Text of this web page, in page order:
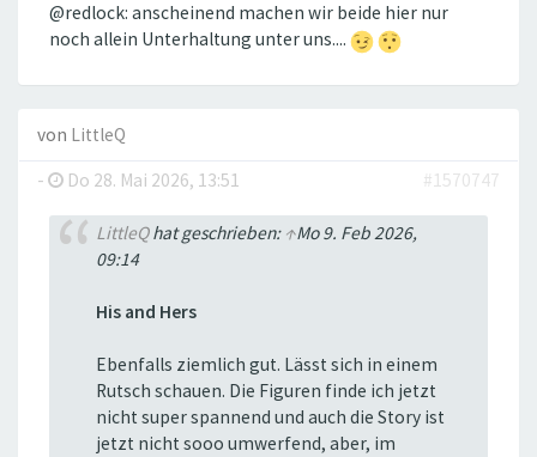
@redlock: anscheinend machen wir beide hier nur
noch allein Unterhaltung unter uns....
von LittleQ
-
Do 28. Mai 2026, 13:51 #1570747
LittleQhat geschrieben: ↑Mo 9. Feb 2026,
09:14
His and Hers
Ebenfalls ziemlich gut. Lässt sich in einem
Rutsch schauen. Die Figuren finde ich jetzt
nicht super spannend und auch die Story ist
jetzt nicht sooo umwerfend, aber, im